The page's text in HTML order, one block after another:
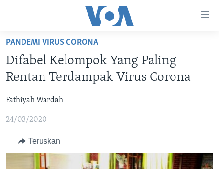
Akses
Lanjut
ke
Konten
Lanjut
ke
Utama
Lanjut
BERANDA
POLYGRAPH
DAFTAR PROGRAM
Learning English
PANDEMI VIRUS CORONA
Difabel Kelompok Yang Paling
Rentan Terdampak Virus Corona
Fathiyah Wardah
24/03/2020
Teruskan